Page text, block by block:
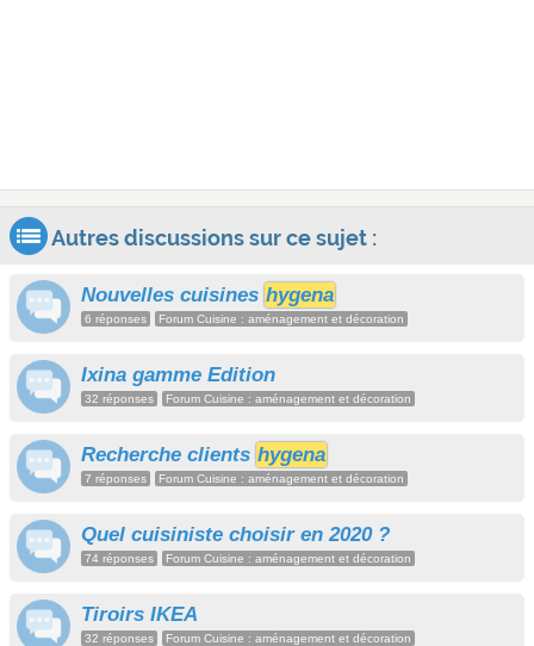
Autres discussions sur ce sujet :
Nouvelles cuisines hygena
6 réponses Forum Cuisine : aménagement et décoration
Ixina gamme Edition
32 réponses Forum Cuisine : aménagement et décoration
Recherche clients hygena
7 réponses Forum Cuisine : aménagement et décoration
Quel cuisiniste choisir en 2020 ?
74 réponses Forum Cuisine : aménagement et décoration
Tiroirs IKEA
32 réponses Forum Cuisine : aménagement et décoration